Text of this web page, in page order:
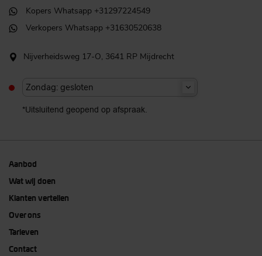
Kopers Whatsapp +31297224549
Verkopers Whatsapp +31630520638
Nijverheidsweg 17-O, 3641 RP Mijdrecht
Zondag: gesloten
*Uitsluitend geopend op afspraak.
Aanbod
Wat wij doen
Klanten vertellen
Over ons
Tarieven
Contact